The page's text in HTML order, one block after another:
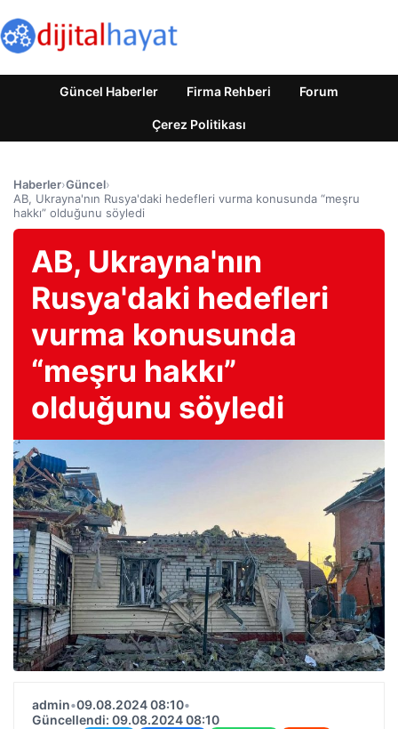
Güncel Haberler Firma Rehberi Forum
Çerez Politikası
Haberler›Güncel›
AB, Ukrayna'nın Rusya'daki hedefleri vurma konusunda “meşru
hakkı” olduğunu söyledi
AB, Ukrayna'nın
Rusya'daki hedefleri
vurma konusunda
“meşru hakkı”
olduğunu söyledi
admin•09.08.2024 08:10•
Güncellendi: 09.08.2024 08:10